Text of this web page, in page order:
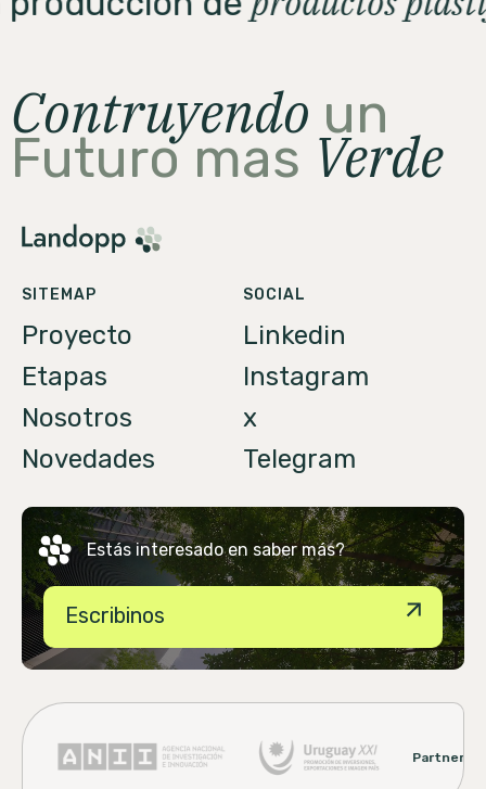
Contruyendo un
Futuro mas Verde
SITEMAP
Proyecto
Etapas
Nosotros
Novedades
SOCIAL
Linkedin
Instagram
x
Telegram
Estás interesadoen saber más?
Escribinos
Partners